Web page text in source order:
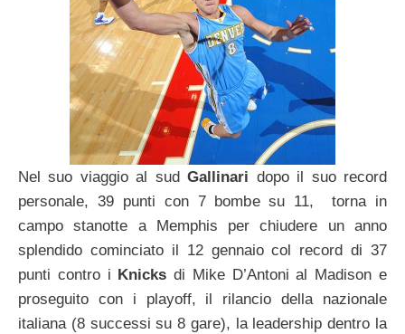
Nel suo viaggio al sudGallinari dopo il suo record
personale, 39 punti con 7 bombe su 11, torna in
campo stanotte a Memphis per chiudere un anno
splendido cominciato il 12 gennaio col record di 37
punti contro i Knicks di Mike D’Antoni al Madison e
proseguito con i playoff, il rilancio della nazionale
italiana (8 successi su 8 gare), la leadership dentro la